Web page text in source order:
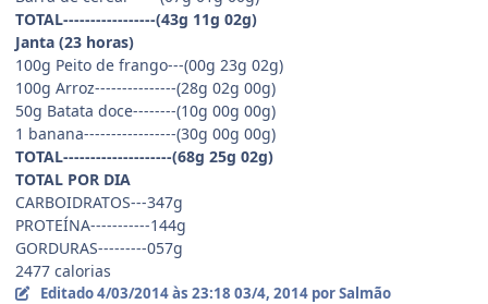
TOTAL-----------------(43g 11g 02g)
Janta (23 horas)
100g Peito de frango---(00g 23g 02g)
100g Arroz---------------(28g 02g 00g)
50g Batata doce--------(10g 00g 00g)
1 banana-----------------(30g 00g 00g)
TOTAL--------------------(68g 25g 02g)
TOTAL POR DIA
CARBOIDRATOS---347g
PROTEÍNA-----------144g
GORDURAS---------057g
2477 calorias
Editado4/03/2014 às 23:18 03/4, 2014 por Salmão